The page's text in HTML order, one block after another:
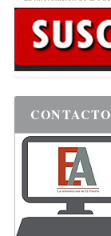
CONTACTO